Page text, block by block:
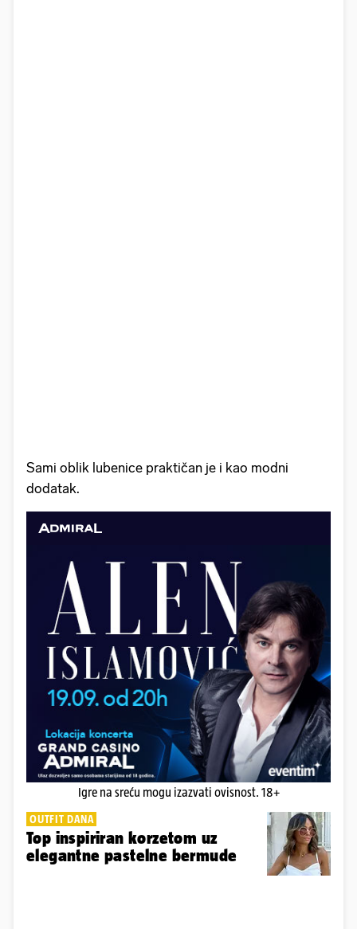
Sami oblik lubenice praktičan je i kao modni
dodatak.
Igre na sreću mogu izazvati ovisnost. 18+
OUTFIT DANA
Top inspiriran korzetom uz
elegantne pastelne bermude